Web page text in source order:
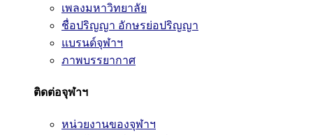
เพลงมหาวิทยาลัย
ชื่อปริญญา อักษรย่อปริญญา
แบรนด์จุฬาฯ
ภาพบรรยากาศ
ติดต่อจุฬาฯ
หน่วยงานของจุฬาฯ